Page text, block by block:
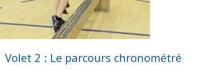
Volet 2 : Le parcours chronométré